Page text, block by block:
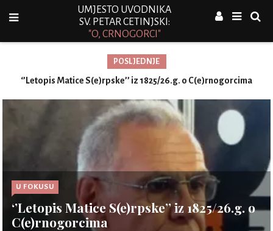
UMJESTO UVODNIKA
SV. PETAR CETINJSKI:
"O, CRNOGORCI"
POSLJEDNJE
‘’Letopis Matice S(e)rpske’’ iz 1825/26.g. o C(e)rnogorcima
U FOKUSU
‘’Letopis Matice S(e)rpske’’ iz 1825/26.g. o
C(e)rnogorcima